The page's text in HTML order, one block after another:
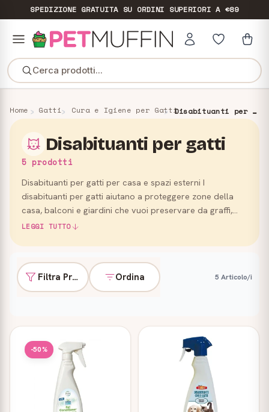
SPEDIZIONE GRATUITASU ORDINI SUPERIORI A €89
Cerca prodotti...
Home Gatti Cura e Igiene per Gatti Disabituanti per gatti
Disabituanti per gatti
5 prodotti
Disabituanti per gatti per casa e spazi esterni I
disabituanti per gatti aiutano a proteggere zone della
casa, balconi e giardini che vuoi preservare da graffi,
marcature o accessi indesiderati, favorendo
LEGGI TUTTO
Filtra Prodotti Ordina 5 Articolo/i
Prodotti
-50%